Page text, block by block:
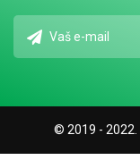
© 2019 - 2022.